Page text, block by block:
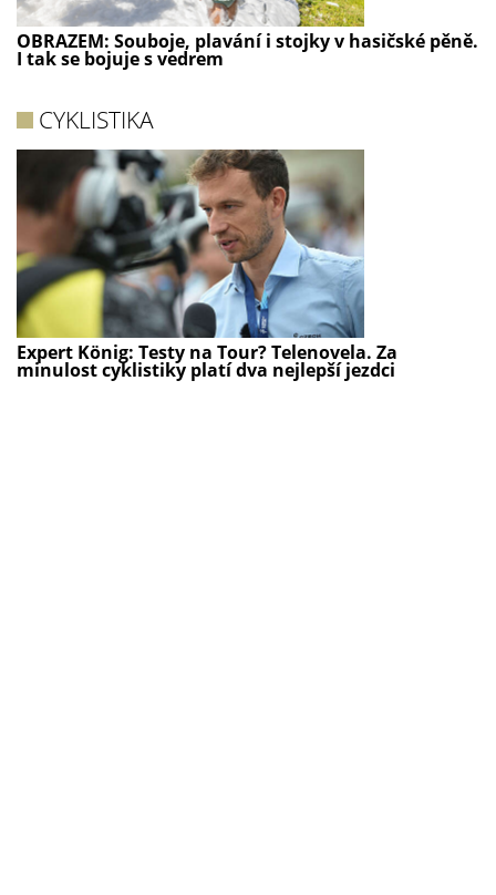
OBRAZEM: Souboje, plavání i stojky v hasičské pěně.
I tak se bojuje s vedrem
CYKLISTIKA
Expert König: Testy na Tour? Telenovela. Za
minulost cyklistiky platí dva nejlepší jezdci